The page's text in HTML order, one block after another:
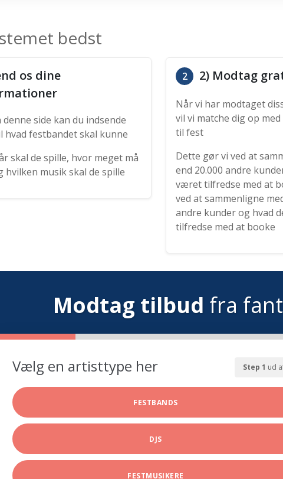
bedst
os dine
side kan du indsende
hvad festbandet skal kunne
skal de spille, hvor meget må
hvilken musik skal de spille
2 2) Modtag
Når vi har modtaget
vil vi matche dig op
til fest
Dette gør vi ved at
end 20.000 andre
været tilfredse med at
ved at sammenligne
andre kunder og hvad
tilfredse med at booke
Modtag tilbud fra
Step 1 ud
Vælg en artisttype her
FESTBANDS
DJS
FESTMUSIKERE